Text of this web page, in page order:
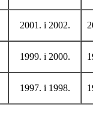
2001. i 2002.
1999. i 2000.
1997. i 1998.